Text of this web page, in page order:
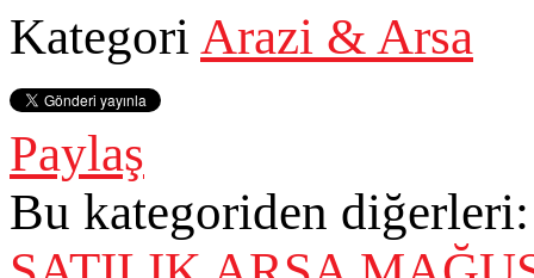
Kategori Arazi & Arsa
Paylaş
Bu kategoriden diğerleri: